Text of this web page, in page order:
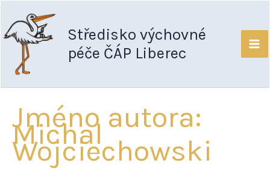
na
obsah
Středisko výchovné
péče ČÁP Liberec
Jméno autora:
Michal
Wojciechowski
pro: